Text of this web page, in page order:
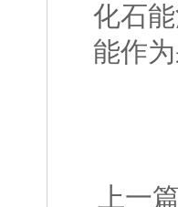
化石
能作
上一